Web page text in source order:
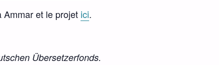
Ammar et le projet ici.
Übersetzerfonds.